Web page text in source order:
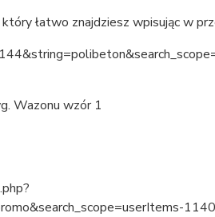
łatwo znajdziesz wpisując w
Wazonu wzór 1